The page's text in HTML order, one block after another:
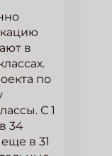
в
по
С 1
34
в 31